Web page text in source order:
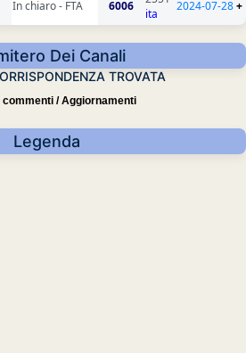
In chiaro - FTA 6006
ita
2024-07-28+
Dei Canali
TROVATA
commenti / Aggiornamenti
Legenda